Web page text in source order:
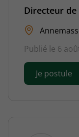
Directeur de
Publié le 6
Je postule